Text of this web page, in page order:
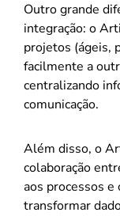
Outro grande
integração: o
projetos (ágeis,
facilmente a
centralizando
comunicação.
Além disso, o
colaboração
aos processos
transformar